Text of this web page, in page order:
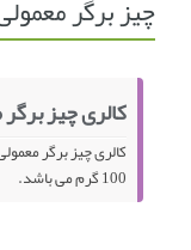
فهرست موادچیز برگر
کالری چیز
100 گرم می باشد.